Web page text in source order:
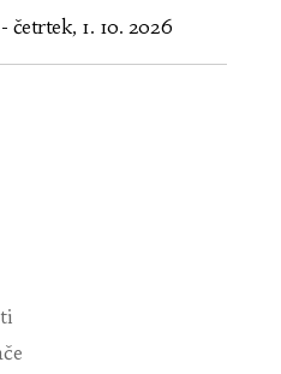
- četrtek, 1. 10. 2026